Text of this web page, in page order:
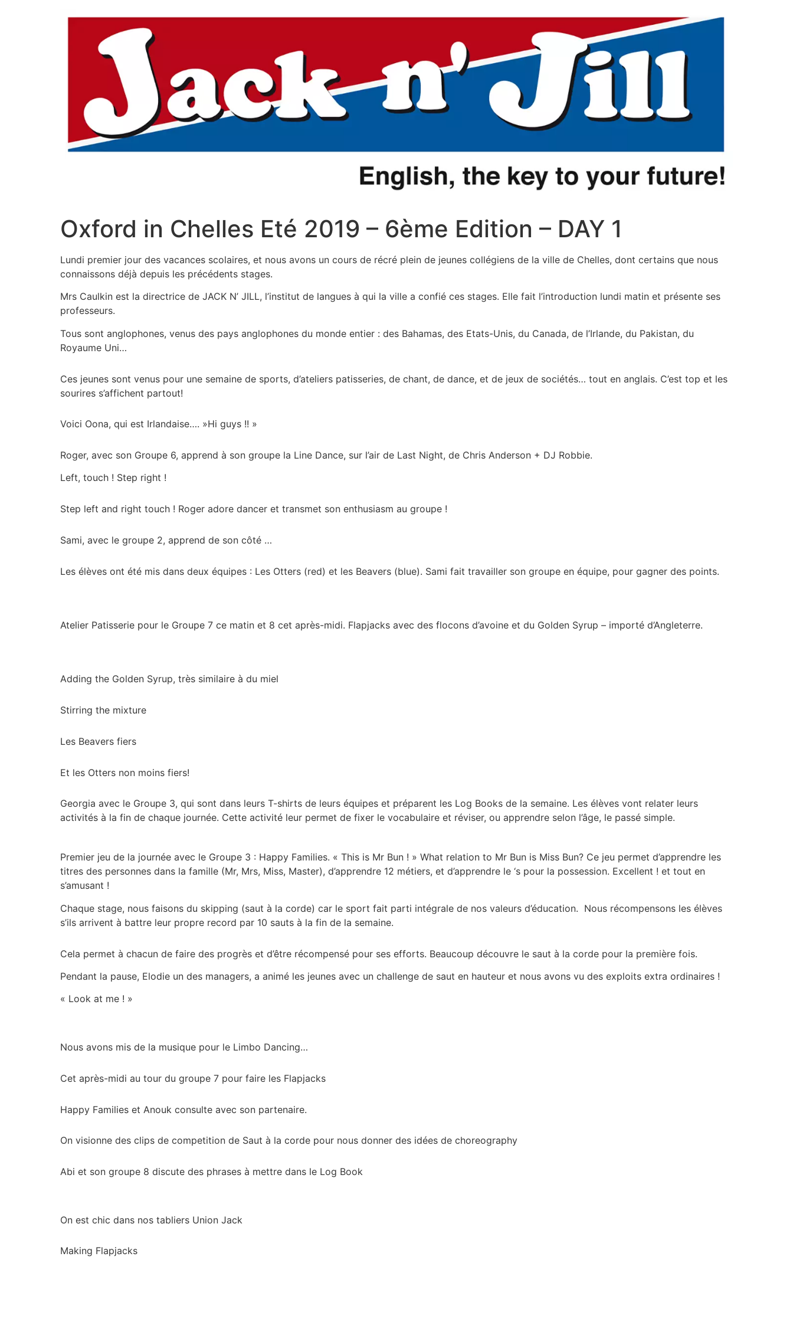
Oxford in Chelles Eté 2019 – 6ème Edition – DAY 1
Lundi premier jour des vacances scolaires, et nous avons un cours de récré plein de jeunes collégiens de la ville de Chelles, dont certains que nous
connaissons déjà depuis les précédents stages.
Mrs Caulkin est la directrice de JACK N’ JILL, l’institut de langues à qui la ville a confié ces stages. Elle fait l’introduction lundi matin et présente ses
professeurs.
Tous sont anglophones, venus des pays anglophones du monde entier : des Bahamas, des Etats-Unis, du Canada, de l’Irlande, du Pakistan, du
Royaume Uni…
Ces jeunes sont venus pour une semaine de sports, d’ateliers patisseries, de chant, de dance, et de jeux de sociétés… tout en anglais. C’est top et les
sourires s’affichent partout!
Voici Oona, qui est Irlandaise…. »Hi guys !! »
Roger, avec son Groupe 6, apprend à son groupe la Line Dance, sur l’air de Last Night, de Chris Anderson + DJ Robbie.
Left, touch ! Step right !
Step left and right touch ! Roger adore dancer et transmet son enthusiasm au groupe !
Sami, avec le groupe 2, apprend de son côté …
Les élèves ont été mis dans deux équipes : Les Otters (red) et les Beavers (blue). Sami fait travailler son groupe en équipe, pour gagner des points.
Atelier Patisserie pour le Groupe 7 ce matin et 8 cet après-midi. Flapjacks avec des flocons d’avoine et du Golden Syrup – importé d’Angleterre.
Adding the Golden Syrup, très similaire à du miel
Stirring the mixture
Les Beavers fiers
Et les Otters non moins fiers!
Georgia avec le Groupe 3, qui sont dans leurs T-shirts de leurs équipes et préparent les Log Books de la semaine. Les élèves vont relater leurs
activités à la fin de chaque journée. Cette activité leur permet de fixer le vocabulaire et réviser, ou apprendre selon l’âge, le passé simple.
Premier jeu de la journée avec le Groupe 3 : Happy Families. « This is Mr Bun ! » What relation to Mr Bun is Miss Bun? Ce jeu permet d’apprendre les
titres des personnes dans la famille (Mr, Mrs, Miss, Master), d’apprendre 12 métiers, et d’apprendre le ‘s pour la possession. Excellent ! et tout en
s’amusant !
Chaque stage, nous faisons du skipping (saut à la corde) car le sport fait parti intégrale de nos valeurs d’éducation. Nous récompensons les élèves
s’ils arrivent à battre leur propre record par 10 sauts à la fin de la semaine.
Cela permet à chacun de faire des progrès et d’être récompensé pour ses efforts. Beaucoup découvre le saut à la corde pour la première fois.
Pendant la pause, Elodie un des managers, a animé les jeunes avec un challenge de saut en hauteur et nous avons vu des exploits extra ordinaires !
« Look at me ! »
Nous avons mis de la musique pour le Limbo Dancing…
Cet après-midi au tour du groupe 7 pour faire les Flapjacks
Happy Families et Anouk consulte avec son partenaire.
On visionne des clips de competition de Saut à la corde pour nous donner des idées de choreography
Abi et son groupe 8 discute des phrases à mettre dans le Log Book
On est chic dans nos tabliers Union Jack
Making Flapjacks